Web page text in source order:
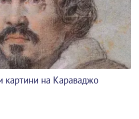
картини на Караваджо